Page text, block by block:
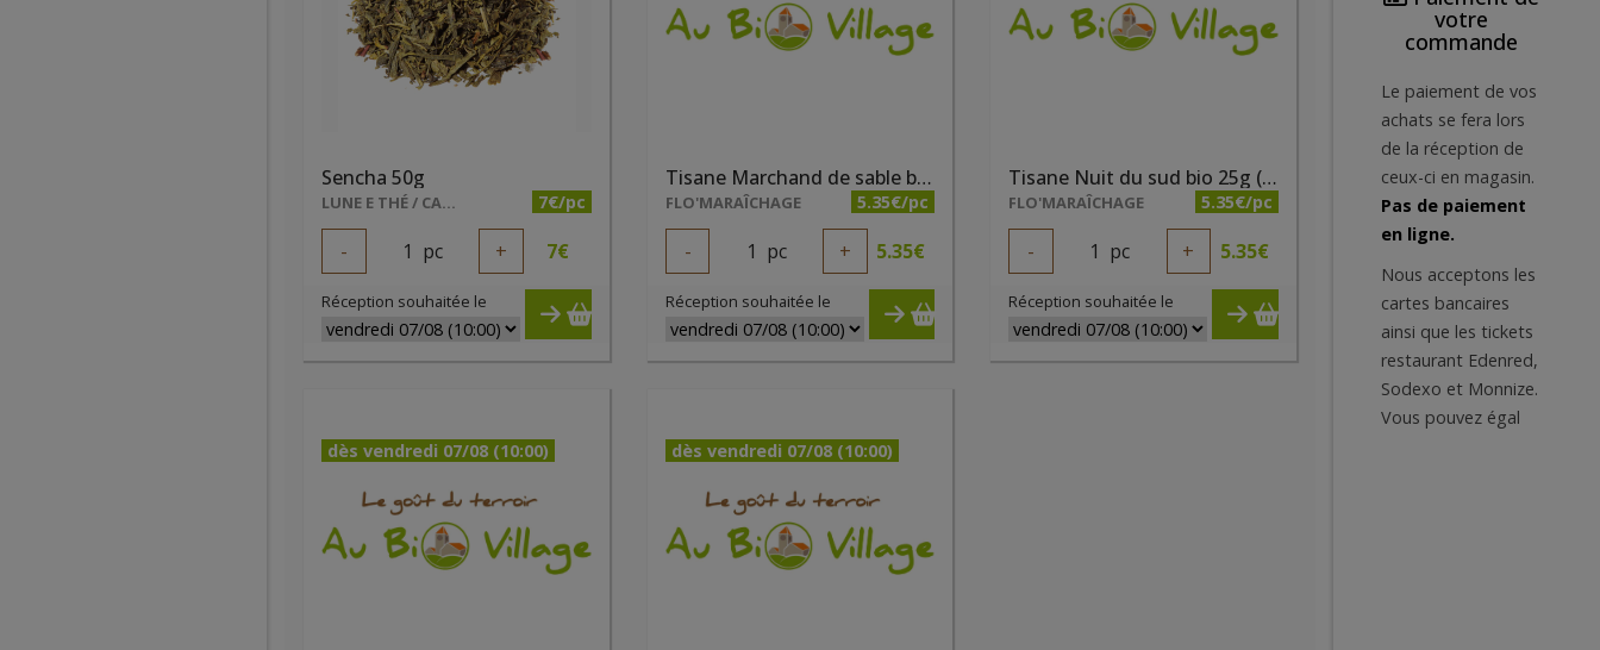
Sencha 50g
LUNE E THÉ / CALON LUCIE 7€/pc
- 1 pc + 7€
Réception souhaitée le
Tisane Marchand de sable bio 25g (houblon, verveine, marjolaine, mélisse, lavande, coquelicot)
FLO'MARAÎCHAGE 5.35€/pc
- 1 pc + 5.35€
Réception souhaitée le
Tisane Nuit du sud bio 25g (verveine, mélisse, lavande)
FLO'MARAÎCHAGE 5.35€/pc
- 1 pc + 5.35€
Réception souhaitée le
dès vendredi 07/08 (10:00) dès vendredi 07/08 (10:00)
votre
commande
Le paiement de vos
achats se fera lors
de la réception de
ceux-ci en magasin.
Pas de paiement
en ligne.
Nous acceptons les
cartes bancaires
ainsi que les tickets
restaurant Edenred,
Sodexo et Monnize.
Vous pouvez égal